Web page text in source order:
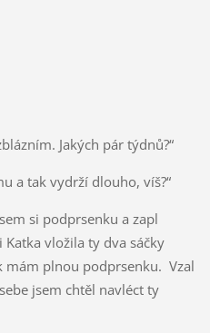
Jakých pár týdnů?“
a tak vydrží dlouho, víš?“
si podprsenku a zapl
vložila ty dva sáčky
mám plnou podprsenku. Vzal
jsem chtěl navléct ty